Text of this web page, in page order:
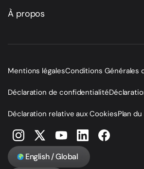
À propos
Mentions légalesConditions Générales
Déclaration de confidentialité
Déclaration relative aux CookiesPlan
English / Global